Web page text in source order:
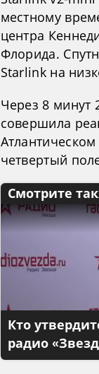
местному
центра
Флорида.
Starlink на
Через 8 минут
совершила
четвертый
Смотрите
Кто
радио